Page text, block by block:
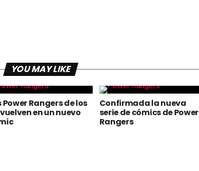
YOU MAY LIKE
Power Rangers de los
en un nuevo
Confirmada la nueva
serie de cómics de Power
Rangers